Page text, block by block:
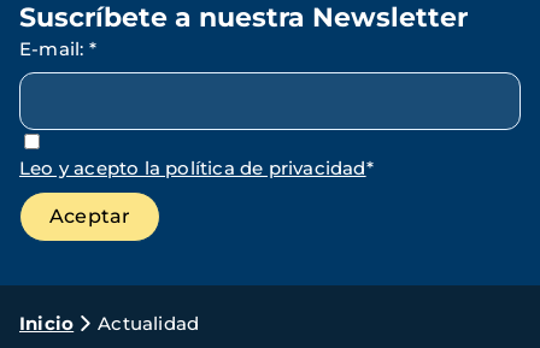
Suscríbete a nuestra Newsletter
E-mail: *
Leo y acepto la política de privacidad*
Ruta
Inicio Actualidad